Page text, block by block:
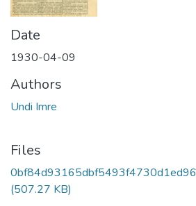
Date
1930-04-09
Authors
Undi Imre
Files
(507.27 KB)